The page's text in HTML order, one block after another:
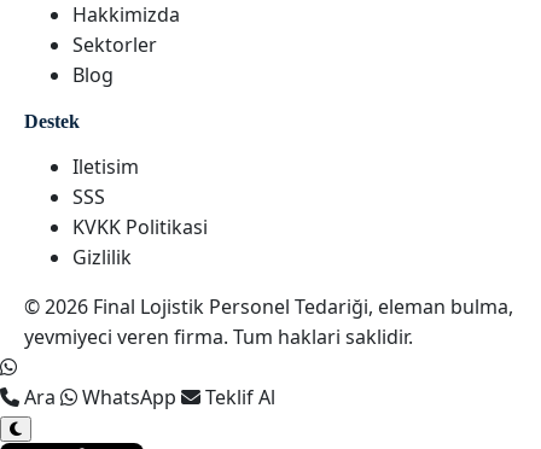
Hakkimizda
Sektorler
Blog
Destek
Iletisim
SSS
KVKK Politikasi
Gizlilik
© 2026 Final Lojistik Personel Tedariği, eleman bulma,
yevmiyeci veren firma. Tum haklari saklidir.
Ara WhatsApp Teklif Al